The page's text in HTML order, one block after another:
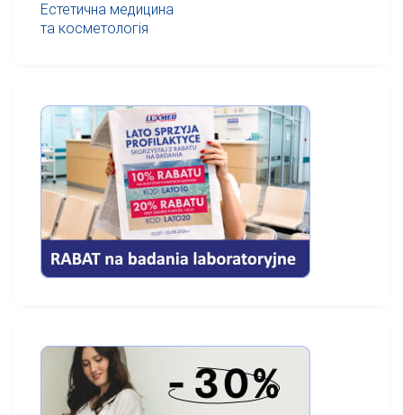
Естетична медицина
та косметологія